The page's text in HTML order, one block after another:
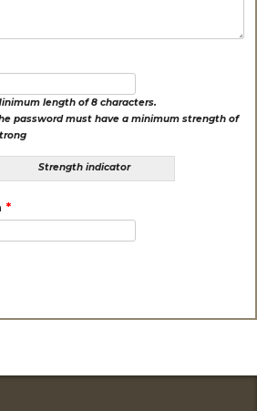
length of 8 characters.
password must have a minimum strength of
Strength indicator
*